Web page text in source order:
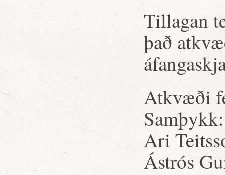
Tillagan
það
Atkvæði
Samþykk:
Ari
Ástrós